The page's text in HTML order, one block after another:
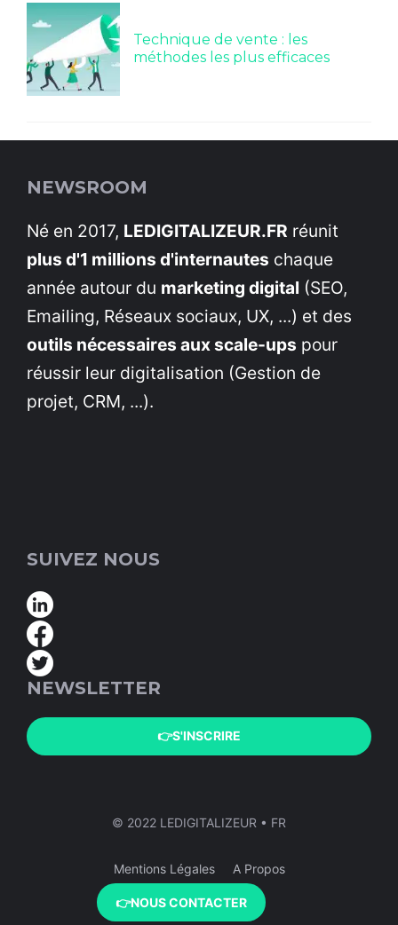
Technique de vente : les
méthodes les plus efficaces
NEWSROOM
Né en 2017, LEDIGITALIZEUR.FR réunit
plus d'1 millions d'internautes chaque
année autour du marketing digital (SEO,
Emailing, Réseaux sociaux, UX, ...) et des
outils nécessaires aux scale-ups pour
réussir leur digitalisation (Gestion de
projet, CRM, ...).
SUIVEZ NOUS
NEWSLETTER
👉S'INSCRIRE
© 2022 LEDIGITALIZEUR • FR
Mentions Légales A Propos
👉NOUS CONTACTER